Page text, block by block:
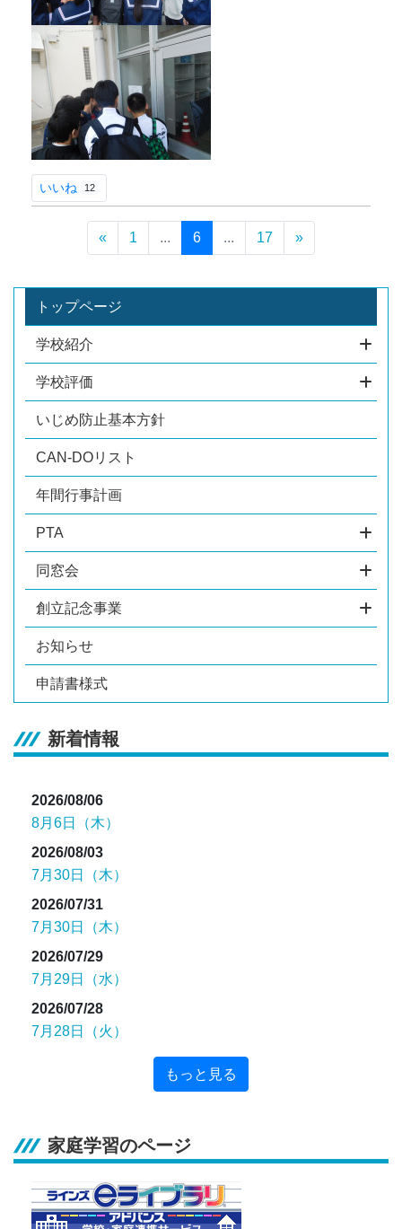
トップページ
学校紹介
学校評価
いじめ防止基本方針
CAN-DOリスト
年間行事計画
PTA
同窓会
創立記念事業
お知らせ
申請書様式
新着情報
2026/08/06
8月6日（木）
2026/08/03
7月30日（木）
2026/07/31
7月30日（木）
2026/07/29
7月29日（水）
2026/07/28
7月28日（火）
もっと見る
家庭学習のページ
いいね 12
« 1 ... 6 ... 17 »